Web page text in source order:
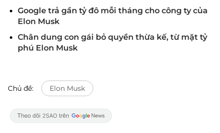
Google trả gần tỷ đô mỗi tháng cho công ty của
Elon Musk
Chân dung con gái bỏ quyền thừa kế, từ mặt tỷ
phú Elon Musk
Chủ đề: Elon Musk